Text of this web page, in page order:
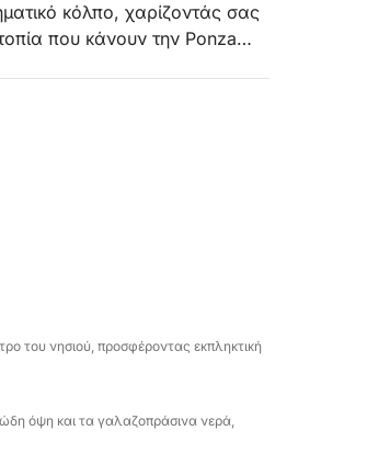
κόλπο, χαρίζοντάς σας
που κάνουν την Ponza
ηλιόλουστης ακτογραμμής,
έχει σχεδιαστεί για όσους
με πολλές ευκαιρίες για
παραλίες, σε μια
περιέργειες για το νησί,
του νησιού, προσφέροντας εκπληκτική
όψη και τα γαλαζοπράσινα νερά,